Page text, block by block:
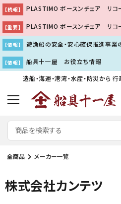
【続報】 PLASTIMO ボースンチェア リコ
【重要】 PLASTIMO ボースンチェア リコ
【情報】 遊漁船の安全・安心確保推進事業
【情報】
船具十一屋 お役立ち情報
造船・海運・港湾・水産・防災から行
全商品 メーカー一覧
株式会社カンテツ